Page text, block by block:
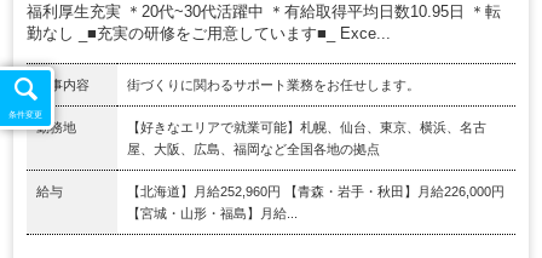
福利厚生充実 ＊20代~30代活躍中 ＊有給取得平均日数10.95日 ＊転
勤なし _■充実の研修をご用意しています■_ Exce...
仕事内容 街づくりに関わるサポート業務をお任せします。
勤務地
【好きなエリアで就業可能】札幌、仙台、東京、横浜、名古
屋、大阪、広島、福岡など全国各地の拠点
給与
【北海道】月給252,960円 【青森・岩手・秋田】月給226,000円
【宮城・山形・福島】月給...
条件変更